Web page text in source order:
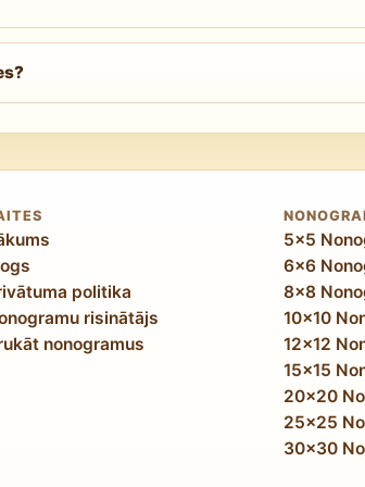
vizuālu kvalitāti, kas līdzinās
bet sarežģīti objekti tiek attēloti ar
ieradums asinās analītisko
politika
risinātājs
nonogramus
5x5
6x6
8x8
10x10
12x12
15x15
20x20
25x25
30x30